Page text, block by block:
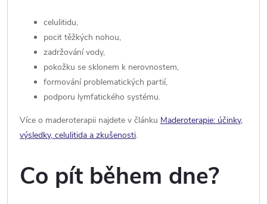
celulitidu,
pocit těžkých nohou,
zadržování vody,
pokožku se sklonem k nerovnostem,
formování problematických partií,
podporu lymfatického systému.
Více o maderoterapii najdete v článku Maderoterapie: účinky,
výsledky, celulitida a zkušenosti.
Co pít během dne?